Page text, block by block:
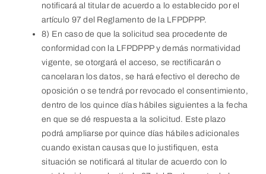
notificará al titular de acuerdo a lo establecido por el
artículo 97 del Reglamento de la LFPDPPP.
8) En caso de que la solicitud sea procedente de
conformidad con la LFPDPPP y demás normatividad
vigente, se otorgará el acceso, se rectificarán o
cancelaran los datos, se hará efectivo el derecho de
oposición o se tendrá por revocado el consentimiento,
dentro de los quince días hábiles siguientes a la fecha
en que se dé respuesta a la solicitud. Este plazo
podrá ampliarse por quince días hábiles adicionales
cuando existan causas que lo justifiquen, esta
situación se notificará al titular de acuerdo con lo